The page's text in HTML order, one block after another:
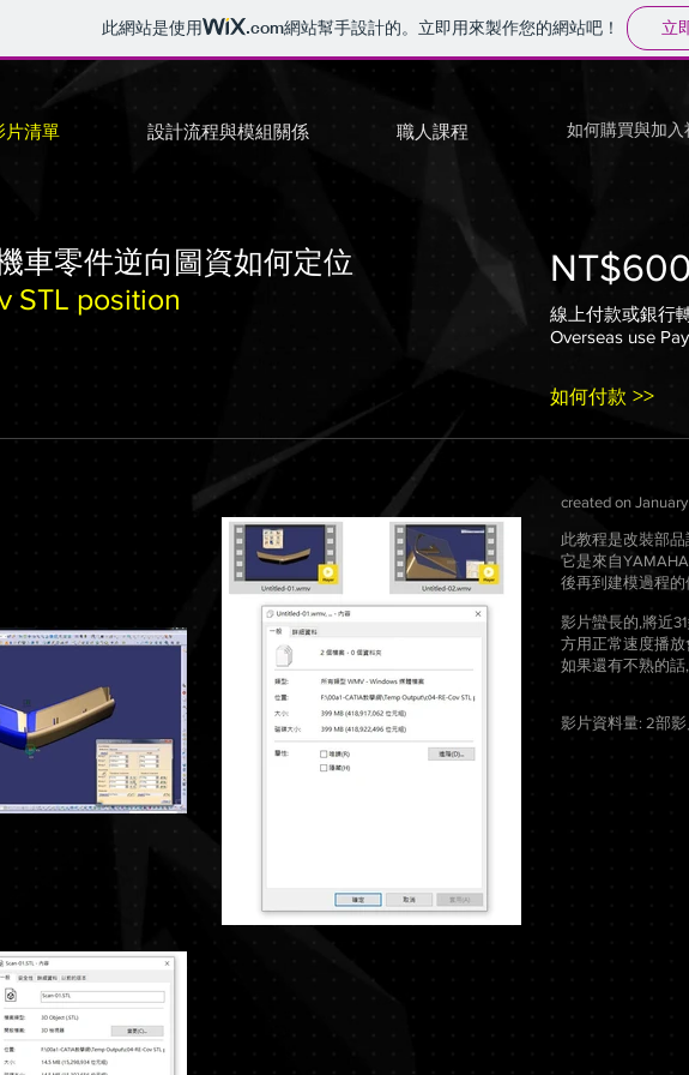
此網站是使用 .com網站幫手設計的。立即用來製作您的網站吧！ 立
片清單 設計流程與模組關係 職人課程 如何購買與加入
車零件逆向圖資如何定位
STL position
線上付款或銀行
Overseas use
如何付款 >>
created on January
此教程是改裝部
它是來自
後再到建模過程的
影片蠻長的,將近
方用正常速度播
如果還有不熟的
影片資料量: 2部